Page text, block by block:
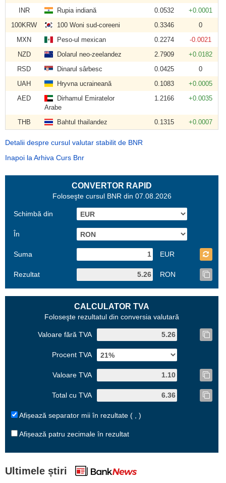
INR Rupia indiană 0.0532
+0.0001
100KRW
100 Woni sud-coreeni 0.3346
0
MXN
Peso-ul mexican 0.2274
-0.0021
NZD
Dolarul neo-zeelandez 2.7909
+0.0182
RSD
Dinarul sârbesc 0.0425
0
UAH
Hryvna ucraineană 0.1083
+0.0005
AED
Dirhamul Emiratelor
Arabe
1.2166 +0.0035
THB Bahtul thailandez 0.1315 +0.0007
Detalii despre cursul valutar stabilit de BNR
Inapoi la Arhiva Curs Bnr
CONVERTOR RAPID
Foloseşte cursul BNR din 07.08.2026
Schimbă din
În
Suma EUR
Rezultat RON
CALCULATOR TVA
Foloseşte rezultatul din conversia valutară
Valoare fără TVA
Procent TVA
Valoare TVA
Total cu TVA
Afișează separator mii în rezultate ( , )
Afișează patru zecimale în rezultat
Ultimele știri